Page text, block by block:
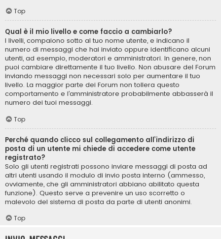
Top
Qual è il mio livello e come faccio a cambiarlo?
I livelli, compaiono sotto al tuo nome utente, e indicano il
numero di messaggi che hai inviato oppure identificano alcuni
utenti, ad esempio, moderatori e amministratori. In genere, non
puoi cambiare direttamente il tuo livello. Non abusare del Forum
inviando messaggi non necessari solo per aumentare il tuo
livello. La maggior parte dei Forum non tollera questo
comportamento e l’amministratore probabilmente abbasserà il
numero dei tuoi messaggi.
Top
Perché quando clicco sul collegamento all’indirizzo di
posta di un utente mi chiede di accedere come utente
registrato?
Solo gli utenti registrati possono inviare messaggi di posta ad
altri utenti usando il modulo di invio posta interno (ammesso,
ovviamente, che gli amministratori abbiano abilitato questa
funzione). Questo serve a prevenire un uso scorretto o
malevolo del sistema di posta da parte di utenti anonimi.
Top